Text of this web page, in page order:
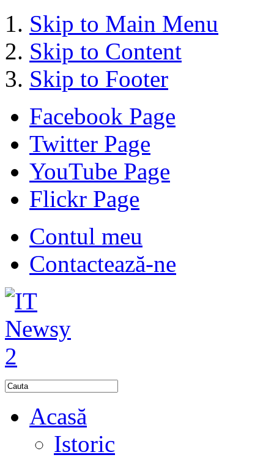
Skip to Main Menu
Skip to Content
Skip to Footer
Facebook Page
Twitter Page
YouTube Page
Flickr Page
Contul meu
Contactează-ne
Acasă
Istoric